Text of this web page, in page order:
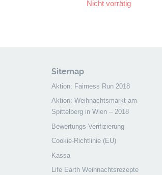
Nicht vorrätig
Sitemap
Aktion: Fairness Run 2018
Aktion: Weihnachtsmarkt am
Spittelberg in Wien – 2018
Bewertungs-Verifizierung
Cookie-Richtlinie (EU)
Kassa
Life Earth Weihnachtsrezepte